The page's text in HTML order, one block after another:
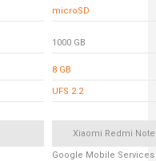
microSD
1000 GB
8 GB
UFS 2.2
Xiaomi Redmi
Google Mobile Services